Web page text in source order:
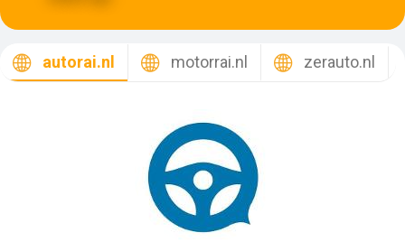
autorai.nl motorrai.nl zerauto.nl